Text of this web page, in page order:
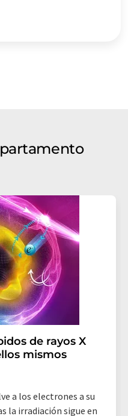
de rayos X
mismos
a los electrones a su
la irradiación sigue en